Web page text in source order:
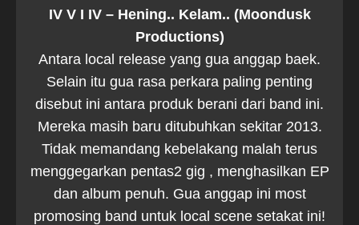
IV V I IV – Hening.. Kelam.. (Moondusk
Productions)
Antara local release yang gua anggap baek.
Selain itu gua rasa perkara paling penting
disebut ini antara produk berani dari band ini.
Mereka masih baru ditubuhkan sekitar 2013.
Tidak memandang kebelakang malah terus
menggegarkan pentas2 gig , menghasilkan EP
dan album penuh. Gua anggap ini most
promosing band untuk local scene setakat ini!